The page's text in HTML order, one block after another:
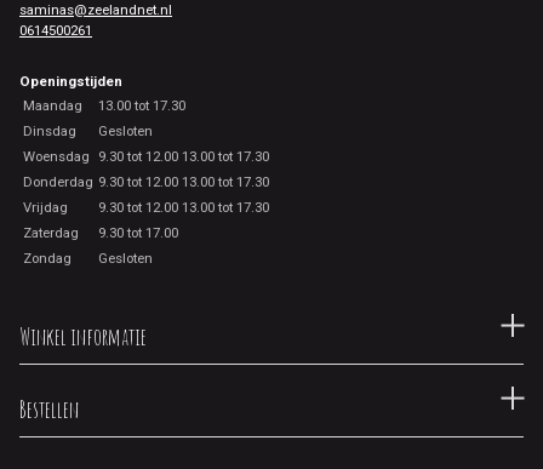
saminas@zeelandnet.nl
0614500261
Openingstijden
Maandag
13.00 tot 17.30
Dinsdag
Gesloten
Woensdag
9.30 tot 12.00 13.00 tot 17.30
Donderdag 9.30 tot 12.00 13.00 tot 17.30
Vrijdag
9.30 tot 12.00 13.00 tot 17.30
Zaterdag
9.30 tot 17.00
Zondag
Gesloten
Winkel informatie
Bestellen